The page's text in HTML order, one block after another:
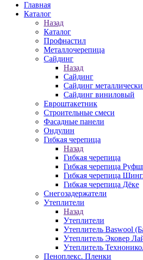
Главная
Каталог
Назад
Каталог
Профнастил
Металлочерепица
Сайдинг
Назад
Сайдинг
Сайдинг
Сайдинг виниловый
Евроштакетник
Строительные смеси
Фасадные панели
Ондулин
Гибкая черепица
Назад
Гибкая черепица
Гибкая черепица
Гибкая черепица
Гибкая черепица Дёке
Снегозадержатели
Утеплители
Назад
Утеплители
Утеплитель Baswool
Утеплитель Эковер
Утеплитель
Пеноплекс. Пленки